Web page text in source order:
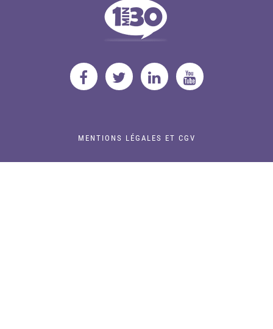
MENTIONS LÉGALES ET CGV